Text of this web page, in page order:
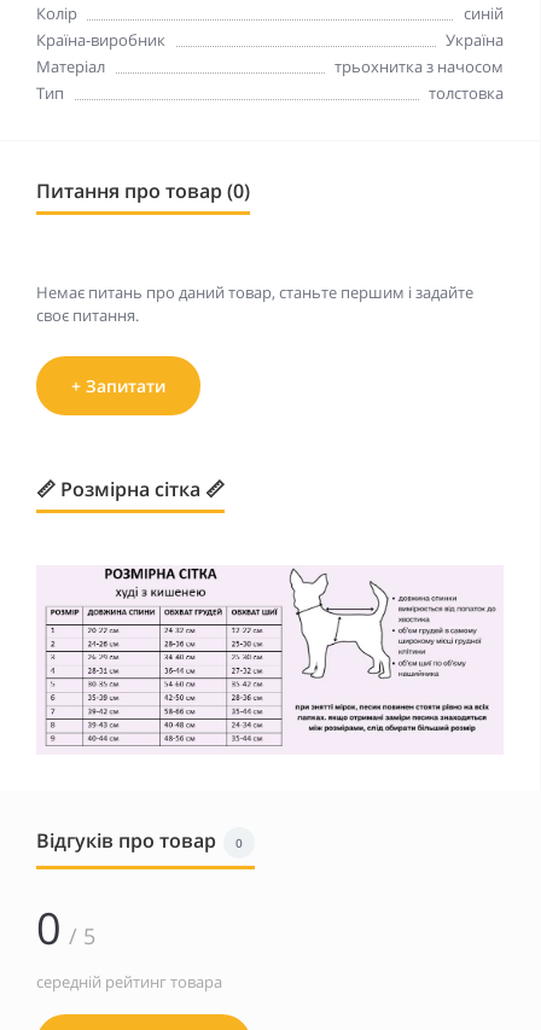
Колір
синій
Країна-виробник
Україна
Матеріал
трьохнитка з начосом
Тип
толстовка
Питання про товар (0)
Немає питань про даний товар, станьте першим і задайте
своє питання.
+ Запитати
📏 Розмірна сітка 📏
Відгуків про товар 0
0 / 5
середній рейтинг товара